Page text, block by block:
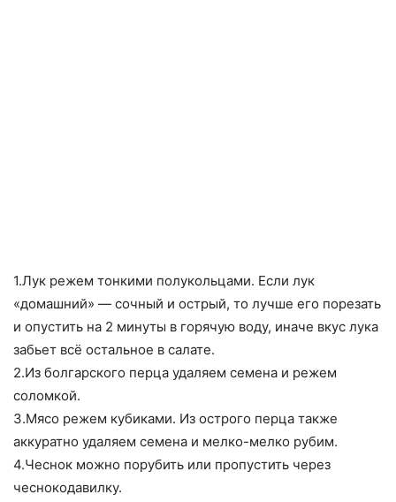
1.Лук режем тонкими полукольцами. Если лук
«домашний» — сочный и острый, то лучше его порезать
и опустить на 2 минуты в горячую воду, иначе вкус лука
забьет всё остальное в салате.
2.Из болгарского перца удаляем семена и режем
соломкой.
3.Мясо режем кубиками. Из острого перца также
аккуратно удаляем семена и мелко-мелко рубим.
4.Чеснок можно порубить или пропустить через
чеснокодавилку.